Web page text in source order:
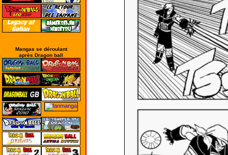
Mangas se déroulant
après Dragon ball